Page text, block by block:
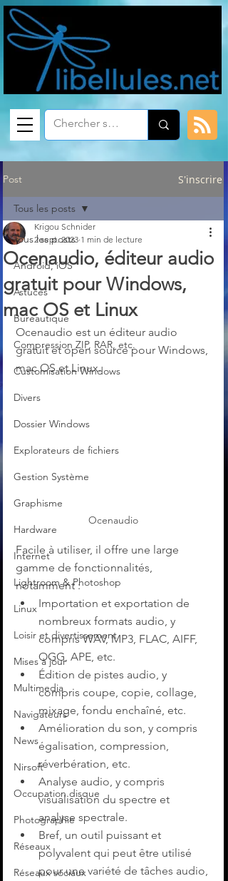
Post S'inscrire
Tous les posts
Android, iOS
Astuces
Bureautique
Compression ZIP, RAR, etc.
Customisation Windows
Divers
Dossier Windows
Explorateurs de fichiers
Gestion Système
Graphisme
Hardware
Internet
Lightroom & Photoshop
Linux
Loisir et divertissement
Mises à jour
Multimedia
Navigateurs
News
Nirsoft
Occupation disque
Photographie
Réseaux
Réseaux sociaux
Tous les posts
Ocenaudio, éditeur audio
gratuit pour Windows,
mac OS et Linux
Krigou Schnider
2 sept. 2023 1 min de lecture
Ocenaudio est un éditeur audio
gratuit et open source pour Windows,
mac OS et Linux.
Ocenaudio
Facile à utiliser, il offre une large
gamme de fonctionnalités,
notamment :
Importation et exportation de
nombreux formats audio, y
compris WAV, MP3, FLAC, AIFF,
OGG, APE, etc.
Édition de pistes audio, y
compris coupe, copie, collage,
mixage, fondu enchaîné, etc.
Amélioration du son, y compris
égalisation, compression,
réverbération, etc.
Analyse audio, y compris
visualisation du spectre et
analyse spectrale.
Bref, un outil puissant et
polyvalent qui peut être utilisé
pour une variété de tâches audio,